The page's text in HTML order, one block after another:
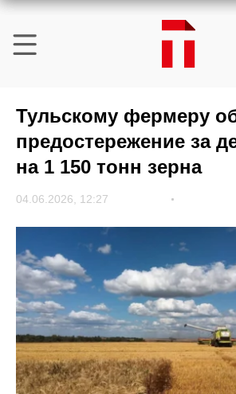
Тульскому фермеру
предостережение за
на 1 150 тонн зерна
04.06.2026, 12:27